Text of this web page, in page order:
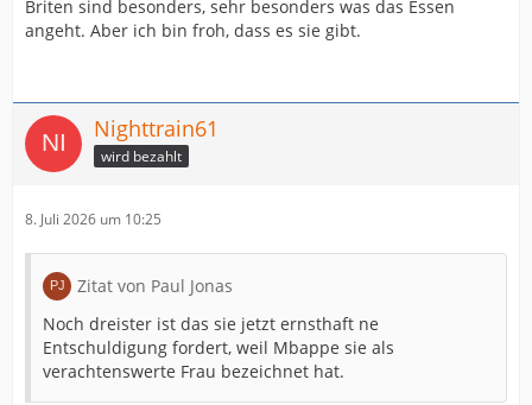
Briten sind besonders, sehr besonders was das Essen
angeht. Aber ich bin froh, dass es sie gibt.
Nighttrain61
wird bezahlt
8. Juli 2026 um 10:25
Zitat von Paul Jonas
Noch dreister ist das sie jetzt ernsthaft ne
Entschuldigung fordert, weil Mbappe sie als
verachtenswerte Frau bezeichnet hat.